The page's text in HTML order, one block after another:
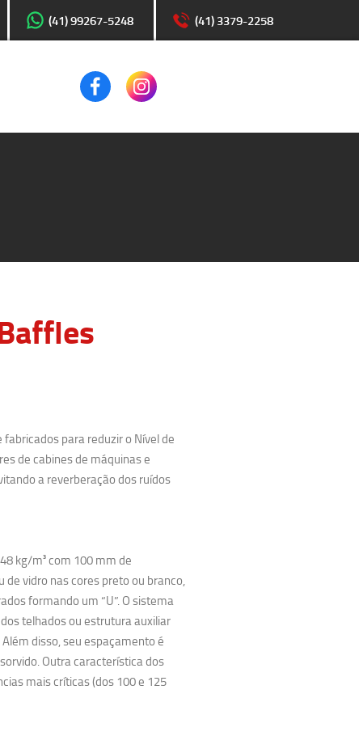
(41) 99267-5248 (41) 3379-2258
fabricados para reduzir o Nível de
de cabines de máquinas e
a reverberação dos ruídos
kg/m³ com 100 mm de
vidro nas cores preto ou branco,
formando um “U”. O sistema
telhados ou estrutura auxiliar
disso, seu espaçamento é
Outra característica dos
mais críticas (dos 100 e 125